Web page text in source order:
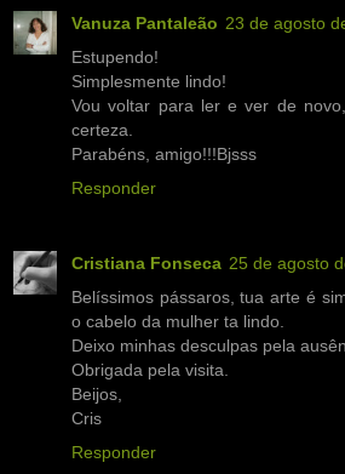
Vanuza Pantaleão 23 de agosto
Estupendo!
Simplesmente lindo!
Vou voltar para ler e ver de
certeza.
Parabéns, amigo!!!Bjsss
Responder
Cristiana Fonseca 25 de agosto
Belíssimos pássaros, tua arte é
o cabelo da mulher ta lindo.
Deixo minhas desculpas pela
Obrigada pela visita.
Beijos,
Cris
Responder